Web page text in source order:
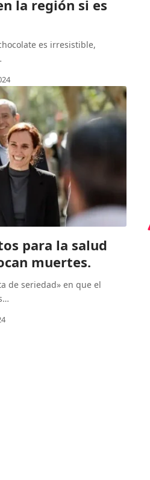
la región si es
es irresistible,
para la salud
muertes.
de seriedad» en que el
…